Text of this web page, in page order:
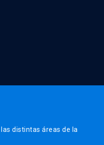
distintas áreas de la